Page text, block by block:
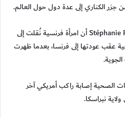
جزر الكناري إلى عدة دول حول العالم.
وأعلنت وزيرة الصحة الفرنسية Stéphanie Rist أن امرأة فرنسية نُقلت إلى
عقب عودتها إلى فرنسا، بعدما ظهرت
الصحية إصابة راكب أمريكي آخر